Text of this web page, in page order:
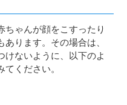
ちゃんが顔をこすったり
ります。その場合は、
けないように、以下のよ
ください。